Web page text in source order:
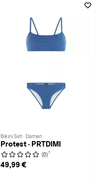
Bikini Set · Damen
Protest · PRTDIMI
(0) 1
49,99 €